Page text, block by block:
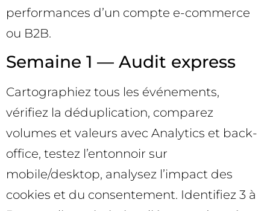
performances d’un compte e-commerce
ou B2B.
Semaine 1 — Audit express
Cartographiez tous les événements,
vérifiez la déduplication, comparez
volumes et valeurs avec Analytics et back-
office, testez l’entonnoir sur
mobile/desktop, analysez l’impact des
cookies et du consentement. Identifiez 3 à